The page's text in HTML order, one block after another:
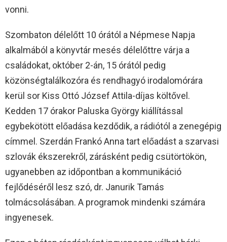
vonni.
Szombaton délelőtt 10 órától a Népmese Napja
alkalmából a könyvtár mesés délelőttre várja a
családokat, október 2-án, 15 órától pedig
közönségtalálkozóra és rendhagyó irodalomórára
kerül sor Kiss Ottó József Attila-díjas költővel.
Kedden 17 órakor Paluska György kiállítással
egybekötött előadása kezdődik, a rádiótól a zenegépig
címmel. Szerdán Frankó Anna tart előadást a szarvasi
szlovák ékszerekről, zárásként pedig csütörtökön,
ugyanebben az időpontban a kommunikáció
fejlődéséről lesz szó, dr. Janurik Tamás
tolmácsolásában. A programok mindenki számára
ingyenesek.